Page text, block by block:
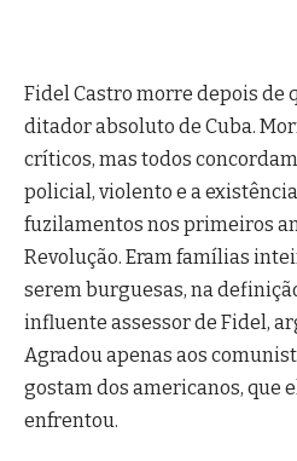
Fidel Castro morre depois de
ditador absoluto de Cuba.
críticos, mas todos
policial, violento e a existência
fuzilamentos nos primeiros
Revolução. Eram famílias
serem burguesas, na
influente assessor de Fidel,
Agradou apenas aos
gostam dos americanos, que
enfrentou.